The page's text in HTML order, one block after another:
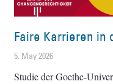
Faire Karrieren in
5. May 2026
Studie der Goethe-